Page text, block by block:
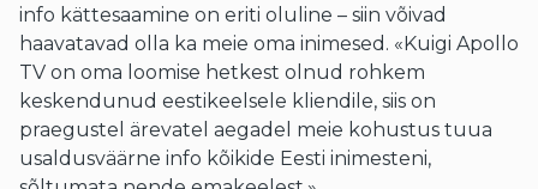
info kättesaamine on eriti oluline – siin võivad
haavatavad olla ka meie oma inimesed. «Kuigi Apollo
TV on oma loomise hetkest olnud rohkem
keskendunud eestikeelsele kliendile, siis on
praegustel ärevatel aegadel meie kohustus tuua
usaldusväärne info kõikide Eesti inimesteni,